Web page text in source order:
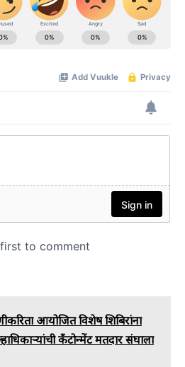
आयोजित विशेष शिबिरांना
कँटोन्मेंट मतदार संघाला